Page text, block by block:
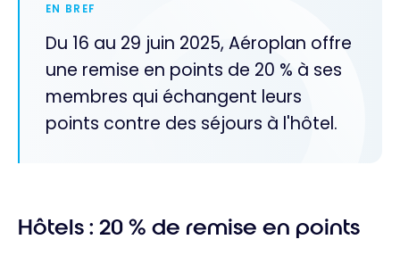
EN BREF
Du 16 au 29 juin 2025, Aéroplan offre
une remise en points de 20 % à ses
membres qui échangent leurs
points contre des séjours à l'hôtel.
Hôtels : 20 % de remise en points